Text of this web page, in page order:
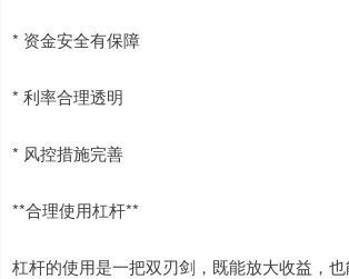
* 资金安全有保障
* 利率合理透明
* 风控措施完善
**合理使用杠杆**
杠杆的使用是一把双刃剑，既能放大收益，